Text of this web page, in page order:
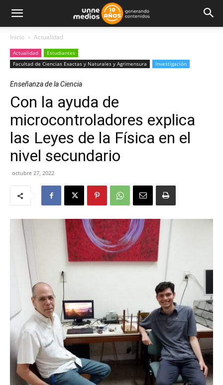
Inicio Actualidad
Actualidad
Estudiantes
Facultad de Ciencias Exactas y Naturales y Agrimensura
Investigación
Enseñanza de la Ciencia
Con la ayuda de
microcontroladores explica
las Leyes de la Física en el
nivel secundario
octubre 27, 2022